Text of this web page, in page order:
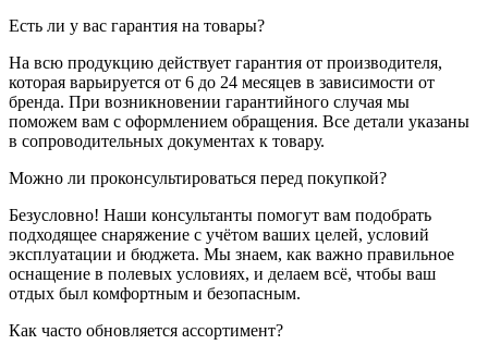
Есть ли у вас гарантия на товары?
На всю продукцию действует гарантия от производителя,
которая варьируется от 6 до 24 месяцев в зависимости от
бренда. При возникновении гарантийного случая мы
поможем вам с оформлением обращения. Все детали указаны
в сопроводительных документах к товару.
Можно ли проконсультироваться перед покупкой?
Безусловно! Наши консультанты помогут вам подобрать
подходящее снаряжение с учётом ваших целей, условий
эксплуатации и бюджета. Мы знаем, как важно правильное
оснащение в полевых условиях, и делаем всё, чтобы ваш
отдых был комфортным и безопасным.
Как часто обновляется ассортимент?